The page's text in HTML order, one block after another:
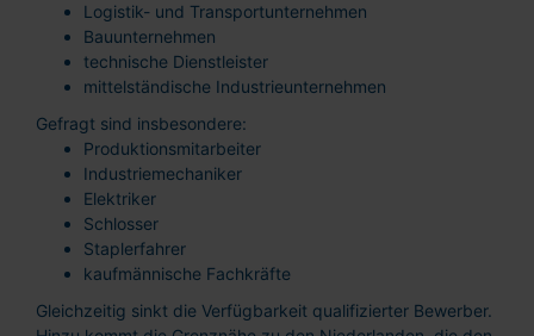
Logistik- und Transportunternehmen
Bauunternehmen
technische Dienstleister
mittelständische Industrieunternehmen
Gefragt sind insbesondere:
Produktionsmitarbeiter
Industriemechaniker
Elektriker
Schlosser
Staplerfahrer
kaufmännische Fachkräfte
Gleichzeitig sinkt die Verfügbarkeit qualifizierter Bewerber.